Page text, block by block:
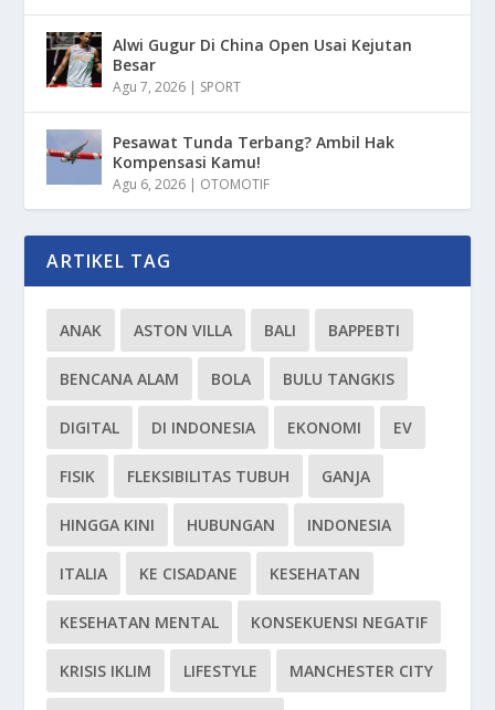
Alwi Gugur Di China Open Usai Kejutan
Besar
Agu 7, 2026 | SPORT
Pesawat Tunda Terbang? Ambil Hak
Kompensasi Kamu!
Agu 6, 2026 | OTOMOTIF
ARTIKEL TAG
ANAK ASTON VILLA BALI BAPPEBTI
BENCANA ALAM BOLA BULU TANGKIS
DIGITAL DI INDONESIA EKONOMI EV
FISIK FLEKSIBILITAS TUBUH GANJA
HINGGA KINI HUBUNGAN INDONESIA
ITALIA KE CISADANE KESEHATAN
KESEHATAN MENTAL KONSEKUENSI NEGATIF
KRISIS IKLIM LIFESTYLE MANCHESTER CITY